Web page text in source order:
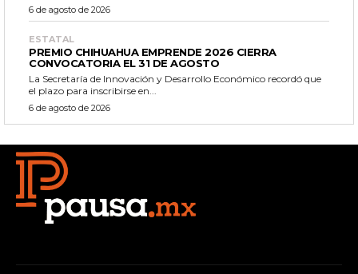
6 de agosto de 2026
ESTATAL
PREMIO CHIHUAHUA EMPRENDE 2026 CIERRA
CONVOCATORIA EL 31 DE AGOSTO
La Secretaría de Innovación y Desarrollo Económico recordó que
el plazo para inscribirse en...
6 de agosto de 2026